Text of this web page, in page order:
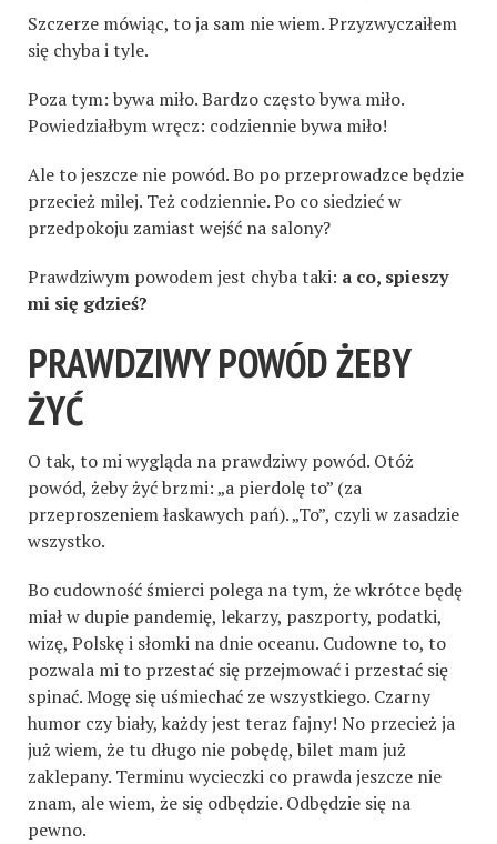
Szczerze mówiąc, to ja sam nie wiem. Przyzwyczaiłem
się chyba i tyle.
Poza tym: bywa miło. Bardzo często bywa miło.
Powiedziałbym wręcz: codziennie bywa miło!
Ale to jeszcze nie powód. Bo po przeprowadzce będzie
przecież milej. Też codziennie. Po co siedzieć w
przedpokoju zamiast wejść na salony?
Prawdziwym powodem jest chyba taki: a co, spieszy
mi się gdzieś?
PRAWDZIWY POWÓD ŻEBY
ŻYĆ
O tak, to mi wygląda na prawdziwy powód. Otóż
powód, żeby żyć brzmi: „a pierdolę to” (za
przeproszeniem łaskawych pań). „To”, czyli w zasadzie
wszystko.
Bo cudowność śmierci polega na tym, że wkrótce będę
miał w dupie pandemię, lekarzy, paszporty, podatki,
wizę, Polskę i słomki na dnie oceanu. Cudowne to, to
pozwala mi to przestać się przejmować i przestać się
spinać. Mogę się uśmiechać ze wszystkiego. Czarny
humor czy biały, każdy jest teraz fajny! No przecież ja
już wiem, że tu długo nie pobędę, bilet mam już
zaklepany. Terminu wycieczki co prawda jeszcze nie
znam, ale wiem, że się odbędzie. Odbędzie się na
pewno.